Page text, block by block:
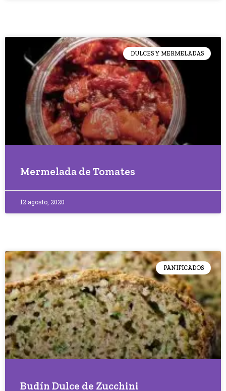
DULCES Y MERMELADAS
Mermelada de Tomates
12 agosto, 2020
PANIFICADOS
Budín Dulce de Zucchini